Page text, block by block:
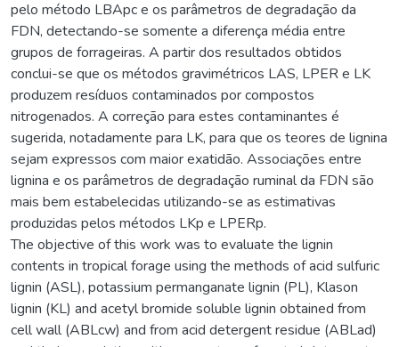
pelo método LBApc e os parâmetros de degradação da
FDN, detectando-se somente a diferença média entre
grupos de forrageiras. A partir dos resultados obtidos
conclui-se que os métodos gravimétricos LAS, LPER e LK
produzem resíduos contaminados por compostos
nitrogenados. A correção para estes contaminantes é
sugerida, notadamente para LK, para que os teores de lignina
sejam expressos com maior exatidão. Associações entre
lignina e os parâmetros de degradação ruminal da FDN são
mais bem estabelecidas utilizando-se as estimativas
produzidas pelos métodos LKp e LPERp.
The objective of this work was to evaluate the lignin
contents in tropical forage using the methods of acid sulfuric
lignin (ASL), potassium permanganate lignin (PL), Klason
lignin (KL) and acetyl bromide soluble lignin obtained from
cell wall (ABLcw) and from acid detergent residue (ABLad)